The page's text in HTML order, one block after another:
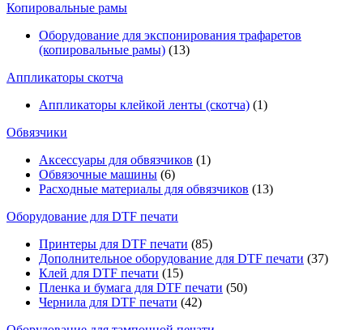
Копировальные рамы
Оборудование для экспонирования трафаретов
(копировальные рамы) (13)
Аппликаторы скотча
Аппликаторы клейкой ленты (скотча) (1)
Обвязчики
Аксессуары для обвязчиков (1)
Обвязочные машины (6)
Расходные материалы для обвязчиков (13)
Оборудование для DTF печати
Принтеры для DTF печати (85)
Дополнительное оборудование для DTF печати (37)
Клей для DTF печати (15)
Пленка и бумага для DTF печати (50)
Чернила для DTF печати (42)